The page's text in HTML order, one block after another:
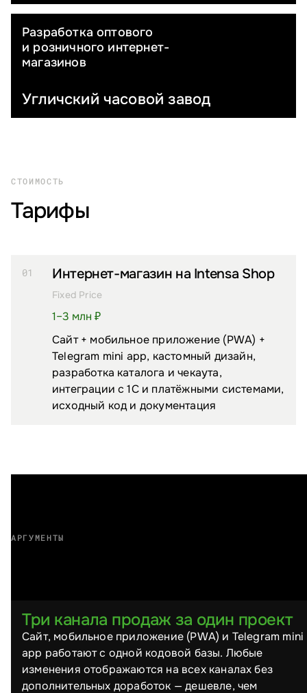
ЮВЕЛИРНЫЕ ИЗДЕЛИЯ
Угличский часовой завод
Разработка оптового
и розничного интернет-
магазинов
СТОИМОСТЬ
Тарифы
01 Интернет-магазин на Intensa Shop
Fixed Price
Сайт + мобильное приложение (PWA) +
Telegram mini app, кастомный дизайн,
разработка каталога и чекаута,
интеграции с 1С и платёжными системами,
исходный код и документация
1–3 млн ₽
АРГУМЕНТЫ
Три канала продаж за один проект
Сайт, мобильное приложение (PWA) и Telegram mini
app работают с одной кодовой базы. Любые
изменения отображаются на всех каналах без
дополнительных доработок — дешевле, чем